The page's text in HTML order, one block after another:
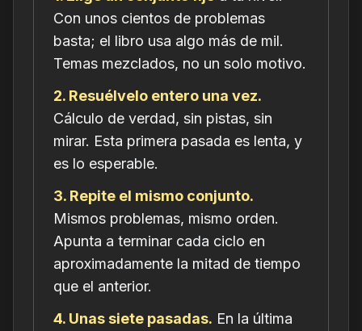
Con unos cientos de problemas
basta; el libro usa algo más de mil.
Temas mezclados, no un solo motivo.
2. Resuélvelo entero una vez.
Cálculo de verdad, sin pistas, sin
mirar. Esta primera pasada es lenta, y
es lo esperable.
3. Repite el mismo conjunto.
Mismos problemas, mismo orden.
Apunta a terminar cada ciclo en
aproximadamente la mitad de tiempo
que el anterior.
4. Unas siete pasadas. En la última